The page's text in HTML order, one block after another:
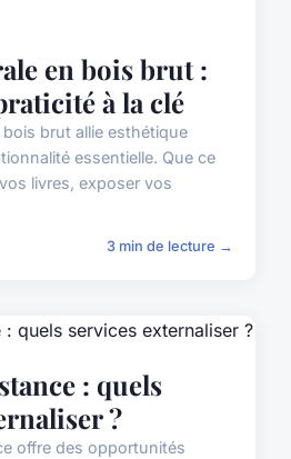
en bois brut :
à la clé
brut allie esthétique
essentielle. Que ce
livres, exposer vos
3 min de lecture →
: quels
?
offre des opportunités